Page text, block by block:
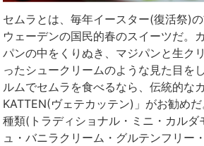
セムラとは、毎年イースター(復活祭)
ウェーデンの国民的春のスイーツだ。
パンの中をくりぬき、マジパンと生ク
ったシュークリームのような見た目を
ルムでセムラを食べるなら、伝統的な
KATTEN(ヴェテカッテン)」がお勧め
種類(トラディショナル・ミニ・カルダ
ュ・バニラクリーム・グルテンフリー